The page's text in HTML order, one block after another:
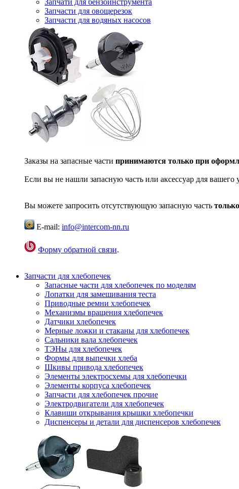
Запчати для бензоинструмента
Запчасти для овощерезок
Запчасти для водяных насосов
Заказы на запасные части принимаются только при
Если вы не нашли запасную часть или аксессуар для вашего
Вы можете запросить отсутствующую запасную часть
E-mail: info@intercom-nn.ru
Форму обратной связи.
Запчасти для хлебопечек
Запасные части для хлебопечек по моделям
Лопатки для замешивания теста
Приводные ремни хлебопечек
Механизмы вращения хлебопечек
Датчики хлебопечек
Мерные ложки и стаканы для хлебопечек
Сальники вала хлебопечек
ТЭНы для хлебопечек
Формы для выпечки хлеба
Шкивы привода хлебопечек
Элементы электросхемы для хлебопечки
Элементы корпуса хлебопечек
Запчасти для хлебопечек прочие
Электродвигатели для хлебопечек
Клавиши открывания крышки хлебопечки
Диспенсеры и детали для диспенсеров хлебопечек